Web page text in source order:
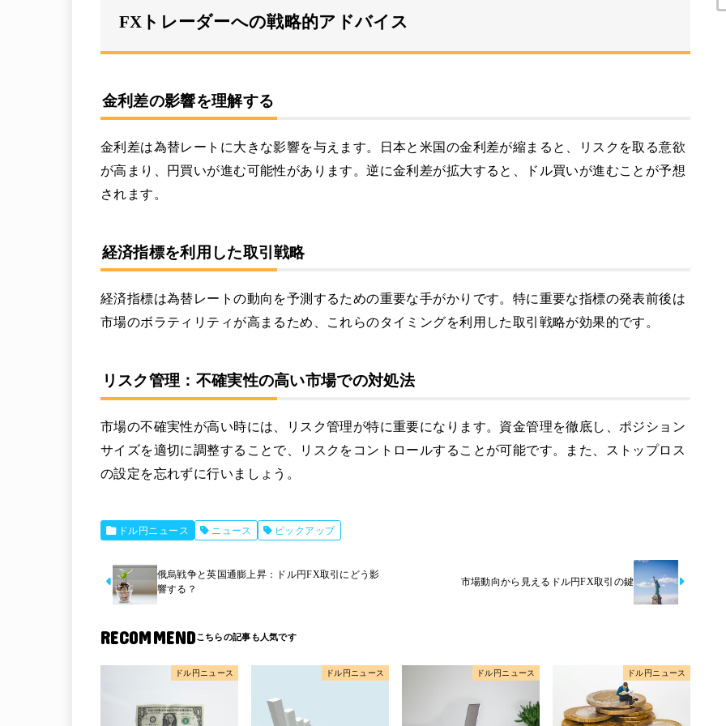
FXトレーダーへの戦略的アドバイス
金利差の影響を理解する
金利差は為替レートに大きな影響を与えます。日本と米国の金利差が縮まると、リスクを取る意欲
が高まり、円買いが進む可能性があります。逆に金利差が拡大すると、ドル買いが進むことが予想
されます。
経済指標を利用した取引戦略
経済指標は為替レートの動向を予測するための重要な手がかりです。特に重要な指標の発表前後は
市場のボラティリティが高まるため、これらのタイミングを利用した取引戦略が効果的です。
リスク管理：不確実性の高い市場での対処法
市場の不確実性が高い時には、リスク管理が特に重要になります。資金管理を徹底し、ポジション
サイズを適切に調整することで、リスクをコントロールすることが可能です。また、ストップロス
の設定を忘れずに行いましょう。
ドル円ニュース ニュース ピックアップ
俄烏戦争と英国通膨上昇：ドル円FX取引にどう影
響する？
市場動向から見えるドル円FX取引の鍵
RECOMMEND
ドル円ニュース ドル円ニュース ドル円ニュース ドル円ニュース